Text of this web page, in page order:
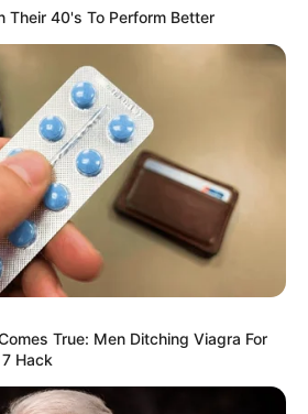
Their 40's To Perform Better
True: Men Ditching Viagra For
Hack